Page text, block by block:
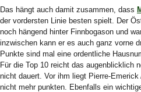
Das hängt auch damit zusammen, dass
der vordersten Linie besten spielt. Der
noch hängend hinter Finnbogason und
inzwischen kann er es auch ganz vorne
Punkte sind mal eine ordentliche
Für die Top 10 reicht das augenblicklich
nicht dauert. Vor ihm liegt Pierre-
nicht mehr punkten. Ebenfalls ein